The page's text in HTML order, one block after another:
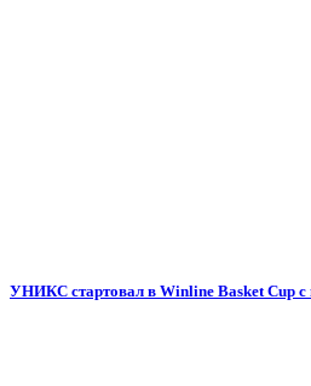
УНИКС стартовал в Winline Basket Cup с